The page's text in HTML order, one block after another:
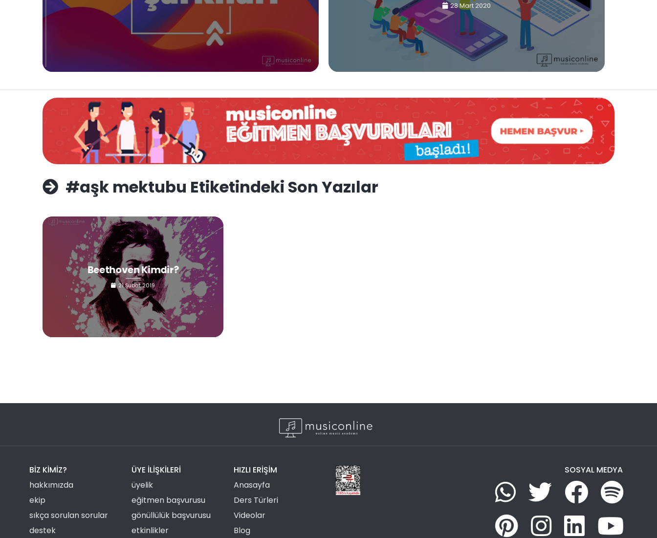
28 Mart 2020
#aşk mektubu Etiketindeki Son Yazılar
Beethoven Kimdir?
21 Şubat 2019
BIZ KIMIZ?
hakkımızda
ekip
sıkça sorulan sorular
destek
ÜYE ILIŞKILERI
üyelik
eğitmen başvurusu
gönüllülük başvurusu
etkinlikler
HIZLI ERIŞIM
Anasayfa
Ders Türleri
Videolar
Blog
SOSYAL MEDYA